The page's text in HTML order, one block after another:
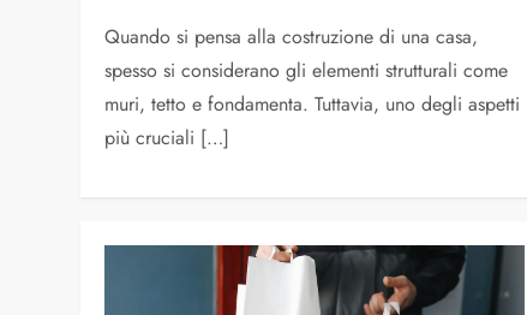
Quando si pensa alla costruzione di una casa,
spesso si considerano gli elementi strutturali come
muri, tetto e fondamenta. Tuttavia, uno degli aspetti
più cruciali […]